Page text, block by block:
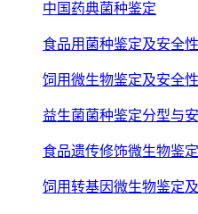
中国药典菌种鉴定
食品用菌种鉴定及安全
饲用微生物鉴定及安全
益生菌菌种鉴定分型与
食品遗传修饰微生物鉴
饲用转基因微生物鉴定